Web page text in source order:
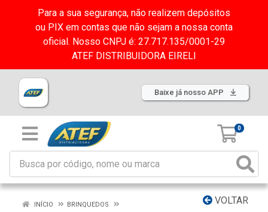
Para a sua segurança, não realizem depósitos
ou PIX em contas que não sejam a nossa conta
oficial. Nosso CNPJ é: 27.717.135/0001-29
ATEF DISTRIBUIDORA EIRELI
Baixe já nosso APP
0
VOLTAR
INÍCIO
BRINQUEDOS